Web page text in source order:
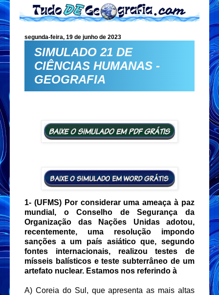
segunda-feira, 19 de junho de 2023
SIMULADO 21 DE
CIÊNCIAS HUMANAS -
GEOGRAFIA
1- (UFMS) Por considerar uma ameaça à paz
mundial, o Conselho de Segurança da
Organização das Nações Unidas adotou,
recentemente, uma resolução impondo
sanções a um país asiático que, segundo
fontes internacionais, realizou testes de
mísseis balísticos e teste subterrâneo de um
artefato nuclear. Estamos nos referindo à
A) Coreia do Sul, que apresenta as mais altas